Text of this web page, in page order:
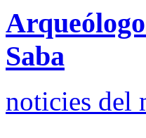
Saba
noticies del